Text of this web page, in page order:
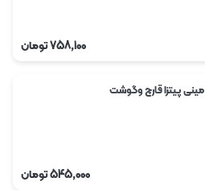
758,100تومان
مینی پیتزا قارچ وگوشت
545,000تومان